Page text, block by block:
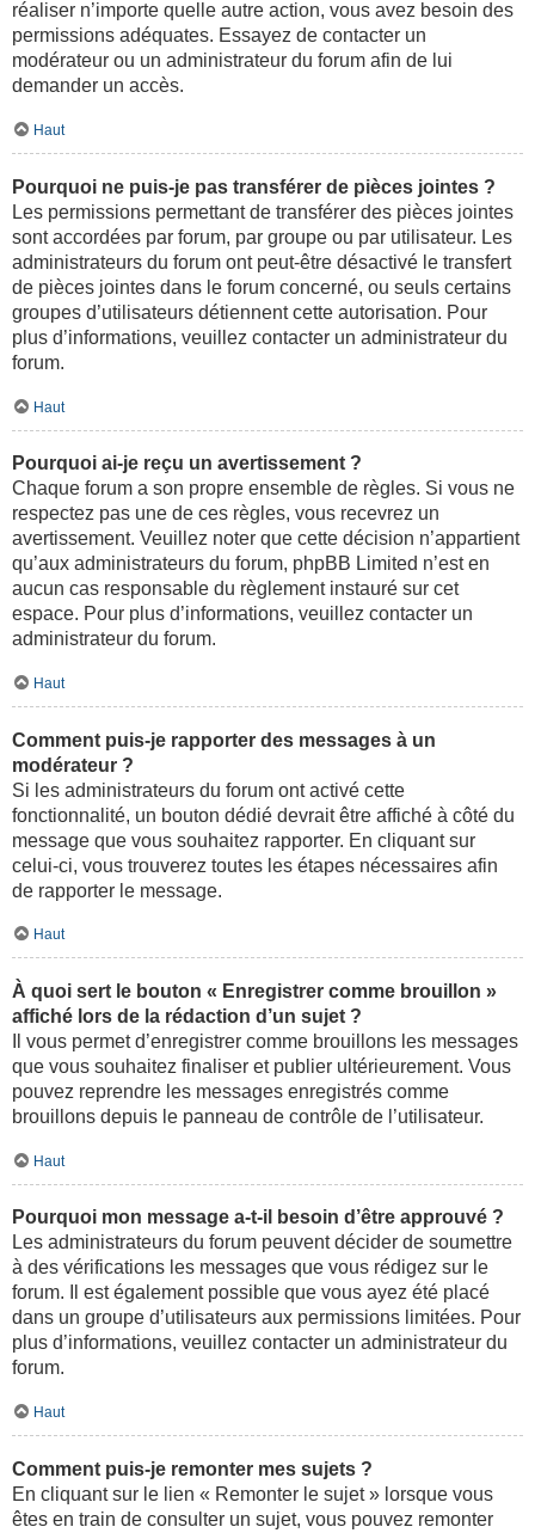
réaliser n’importe quelle autre action, vous avez besoin des
permissions adéquates. Essayez de contacter un
modérateur ou un administrateur du forum afin de lui
demander un accès.
Haut
Pourquoi ne puis-je pas transférer de pièces jointes ?
Les permissions permettant de transférer des pièces jointes
sont accordées par forum, par groupe ou par utilisateur. Les
administrateurs du forum ont peut-être désactivé le transfert
de pièces jointes dans le forum concerné, ou seuls certains
groupes d’utilisateurs détiennent cette autorisation. Pour
plus d’informations, veuillez contacter un administrateur du
forum.
Haut
Pourquoi ai-je reçu un avertissement ?
Chaque forum a son propre ensemble de règles. Si vous ne
respectez pas une de ces règles, vous recevrez un
avertissement. Veuillez noter que cette décision n’appartient
qu’aux administrateurs du forum, phpBB Limited n’est en
aucun cas responsable du règlement instauré sur cet
espace. Pour plus d’informations, veuillez contacter un
administrateur du forum.
Haut
Comment puis-je rapporter des messages à un
modérateur ?
Si les administrateurs du forum ont activé cette
fonctionnalité, un bouton dédié devrait être affiché à côté du
message que vous souhaitez rapporter. En cliquant sur
celui-ci, vous trouverez toutes les étapes nécessaires afin
de rapporter le message.
Haut
À quoi sert le bouton « Enregistrer comme brouillon »
affiché lors de la rédaction d’un sujet ?
Il vous permet d’enregistrer comme brouillons les messages
que vous souhaitez finaliser et publier ultérieurement. Vous
pouvez reprendre les messages enregistrés comme
brouillons depuis le panneau de contrôle de l’utilisateur.
Haut
Pourquoi mon message a-t-il besoin d’être approuvé ?
Les administrateurs du forum peuvent décider de soumettre
à des vérifications les messages que vous rédigez sur le
forum. Il est également possible que vous ayez été placé
dans un groupe d’utilisateurs aux permissions limitées. Pour
plus d’informations, veuillez contacter un administrateur du
forum.
Haut
Comment puis-je remonter mes sujets ?
En cliquant sur le lien « Remonter le sujet » lorsque vous
êtes en train de consulter un sujet, vous pouvez remonter